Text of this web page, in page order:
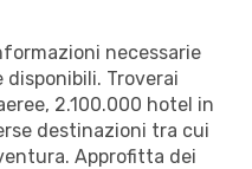
necessarie
Troverai
2.100.000 hotel in
destinazioni tra cui
Approfitta dei